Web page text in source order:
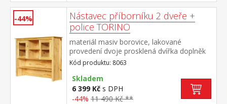
-44%
Nástavec příborníku 2 dveře +
police TORINO
materiál masiv borovice, lakované
provedení dvoje prosklená dvířka doplněk
příborníku TORINO 8062
Kód produktu: 8063
Skladem
6 399 Kč s DPH
-44% 11 490 Kč **